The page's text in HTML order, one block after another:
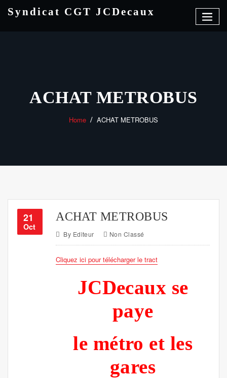
Syndicat CGT JCDecaux
ACHAT METROBUS
Home ACHAT METROBUS
21
Oct
ACHAT METROBUS
By Editeur Non Classé
Cliquez ici pour télécharger le tract
JCDecaux se
paye
le métro et les
gares